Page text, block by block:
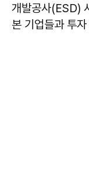
개발공사(ESD)
본 기업들과 투